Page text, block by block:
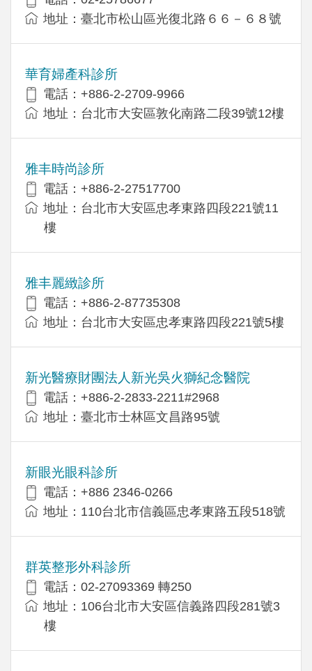
地址：臺北市松山區光復北路６６－６８號
華育婦產科診所
電話：+886-2-2709-9966
地址：台北市大安區敦化南路二段39號12樓
雅丰時尚診所
電話：+886-2-27517700
地址：台北市大安區忠孝東路四段221號11
樓
雅丰麗緻診所
電話：+886-2-87735308
地址：台北市大安區忠孝東路四段221號5樓
新光醫療財團法人新光吳火獅紀念醫院
電話：+886-2-2833-2211#2968
地址：臺北市士林區文昌路95號
新眼光眼科診所
電話：+886 2346-0266
地址：110台北市信義區忠孝東路五段518號
群英整形外科診所
電話：02-27093369 轉250
地址：106台北市大安區信義路四段281號3
樓